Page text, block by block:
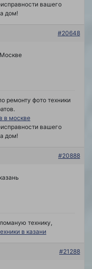
вашего
дом!
#20648
ремонту фото техники
в москве
вашего
дом!
#20888
технику,
в казани
#21288